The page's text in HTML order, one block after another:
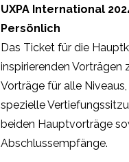
UXPA International
Persönlich
Das Ticket für die
inspirierenden Vorträgen
Vorträge für alle
spezielle
beiden Hauptvorträge
Abschlussempfänge.